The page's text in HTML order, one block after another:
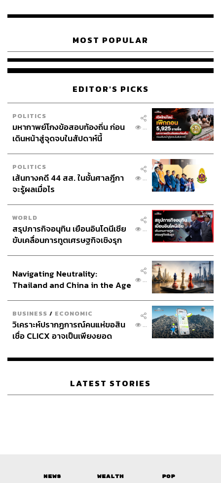
MOST POPULAR
EDITOR'S PICKS
POLITICS
มหากาพย์โกงข้อสอบท้องถิ่น ก่อน
เดินหน้าสู่จุดจบในสัปดาห์นี้
...
POLITICS
เส้นทางคดี 44 สส. ในชั้นศาลฎีกา
จะรู้ผลเมื่อไร
...
WORLD
สรุปภารกิจอนุทิน เยือนอินโดนีเซีย
ขับเคลื่อนการทูตเศรษฐกิจเชิงรุก
...
Navigating Neutrality:
Thailand and China in the Age
...
BUSINESS / ECONOMIC
วิเคราะห์ปรากฏการณ์คนแห่ขอสิน
เชื่อ CLICX อาจเป็นเพียงยอด
เรือนไทยที่ถูกซุกไว้
...
LATEST STORIES
News Wealth Pop